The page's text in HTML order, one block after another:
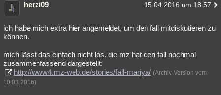
herzi09 15.04.2016 um 18:57
ich habe mich extra hier angemeldet, um den fall mitdiskutieren zu
können.
mich lässt das einfach nicht los. die mz hat den fall nochmal
zusammenfassend dargestellt:
http://www4.mz-web.de/stories/fall-mariya/ (Archiv-Version vom
10.03.2016)